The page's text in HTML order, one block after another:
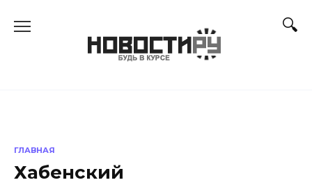
ГЛАВНАЯ
Хабенский